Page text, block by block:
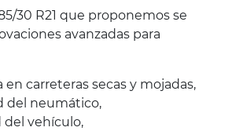
30 R21 que proponemos se
avanzadas para
en carreteras secas y mojadas,
del neumático,
del vehículo,